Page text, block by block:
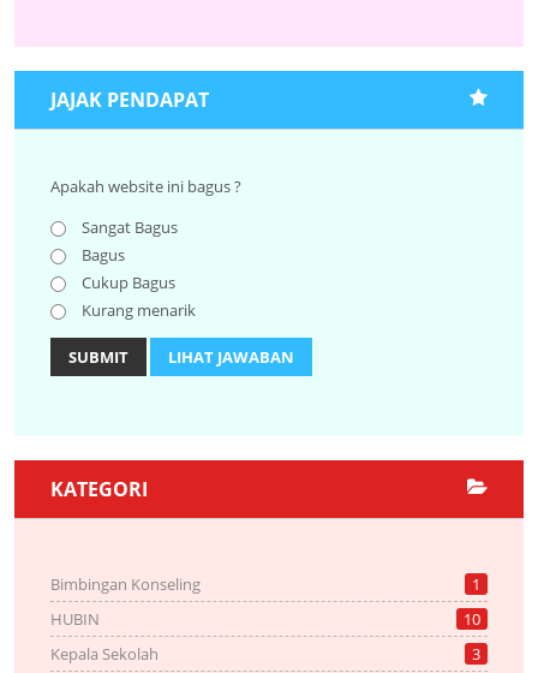
JAJAK PENDAPAT
Apakah website ini bagus ?
Sangat Bagus
Bagus
Cukup Bagus
Kurang menarik
SUBMIT LIHAT JAWABAN
KATEGORI
Bimbingan Konseling
1
HUBIN
10
Kepala Sekolah
3